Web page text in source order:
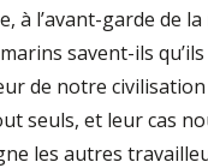
à l’avant-garde de
savent-ils
de notre
seuls, et leur cas
les autres